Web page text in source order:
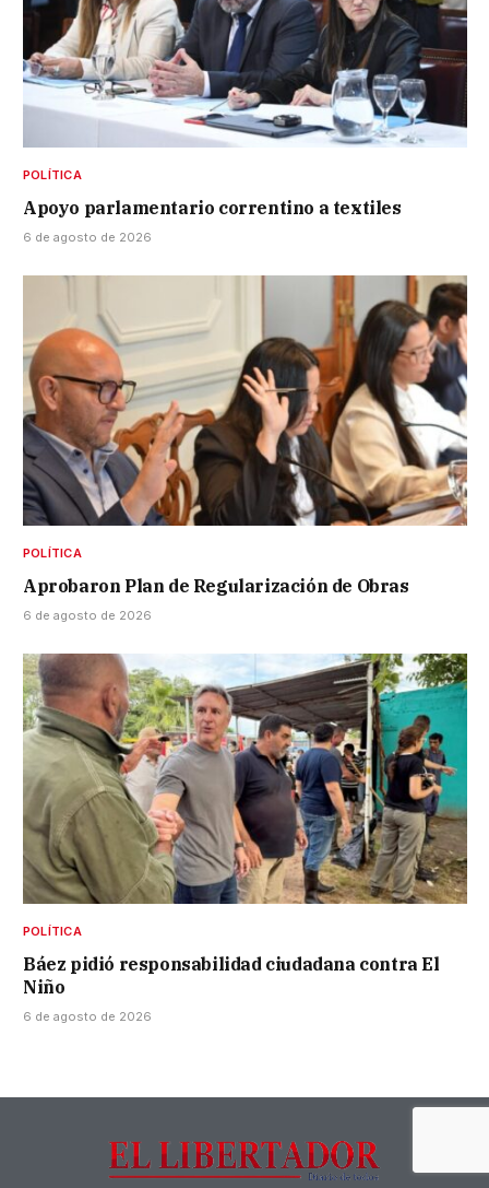
POLÍTICA
Apoyo parlamentario correntino a textiles
6 de agosto de 2026
POLÍTICA
Aprobaron Plan de Regularización de Obras
6 de agosto de 2026
POLÍTICA
Báez pidió responsabilidad ciudadana contra El
Niño
6 de agosto de 2026